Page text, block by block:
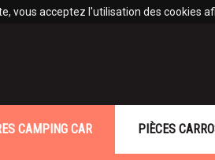
vous acceptez l'utilisation des cookies
CAMPING CAR PIÈCES